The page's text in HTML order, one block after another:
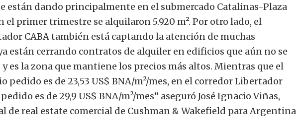
están dando principalmente en el submercado Catalinas-Plaza
el primer trimestre se alquilaron 5.920 m². Por otro lado, el
CABA también está captando la atención de muchas
están cerrando contratos de alquiler en edificios que aún no se
es la zona que mantiene los precios más altos. Mientras que el
pedido es de 23,53 US$ BNA/m²/mes, en el corredor Libertador
es de 29,9 US$ BNA/m²/mes” aseguró José Ignacio Viñas,
de real estate comercial de Cushman & Wakefield para Argentina